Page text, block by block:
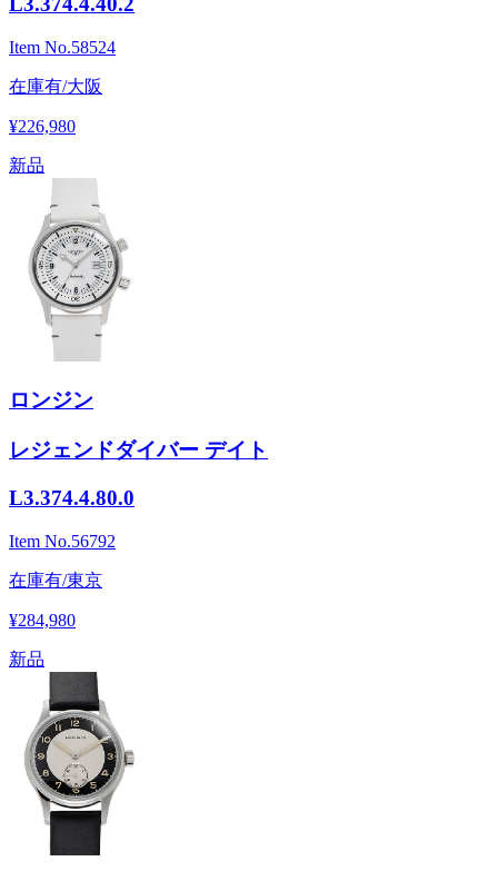
Item No.58524
在庫有/大阪
¥226,980
新品
ロンジン
レジェンドダイバー デイト
L3.374.4.80.0
Item No.56792
在庫有/東京
¥284,980
新品